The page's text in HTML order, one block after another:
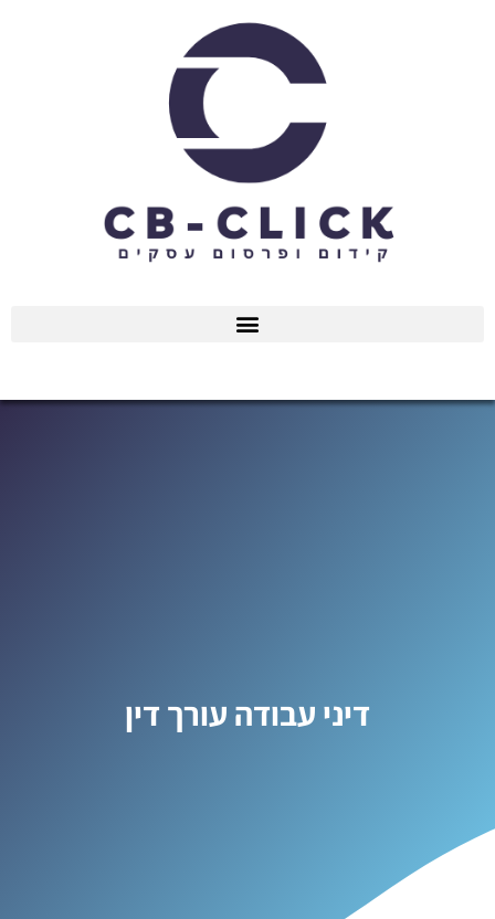
דיני עבודה עורך דין